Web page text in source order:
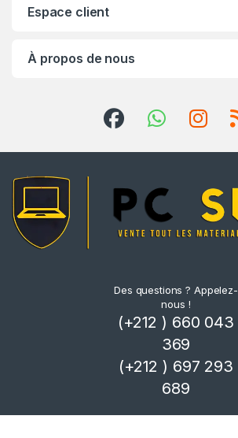
Espace client
À propos de nous
Des questions ? Appelez-
nous !
(+212 ) 660 043
369
(+212 ) 697 293
689